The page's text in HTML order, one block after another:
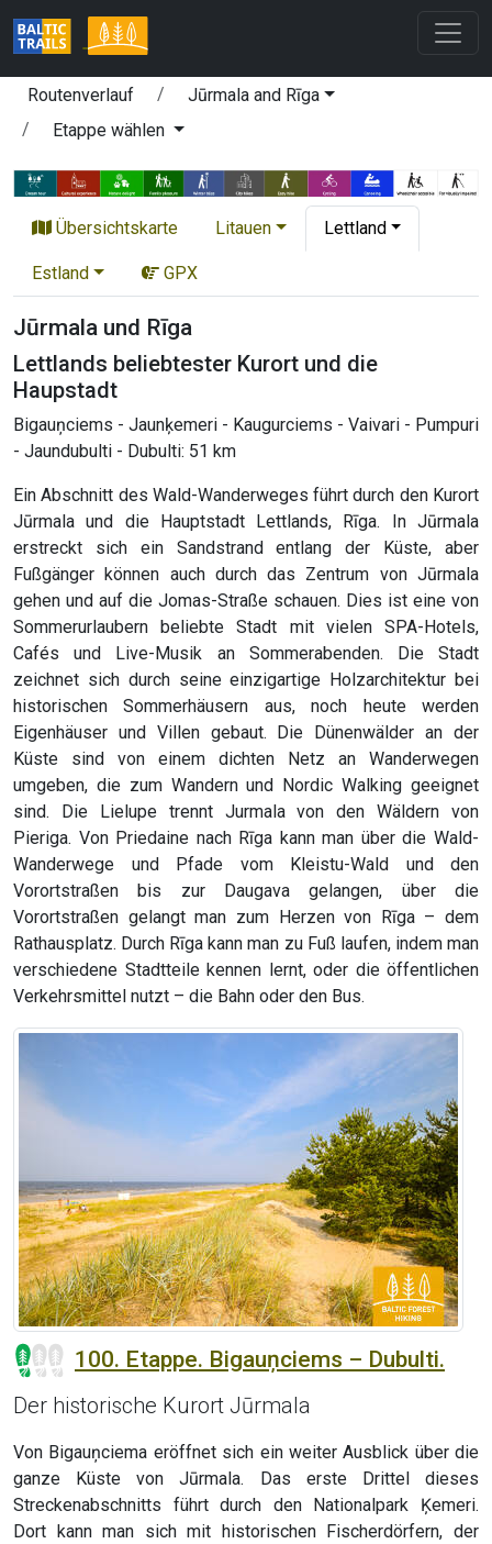
Routenverlauf
Jūrmala and Rīga
Etappe wählen
Übersichtskarte Litauen Lettland
Estland GPX
Jūrmala und Rīga
Lettlands beliebtester Kurort und die
Haupstadt
Bigauņciems - Jaunķemeri - Kaugurciems - Vaivari - Pumpuri
- Jaundubulti - Dubulti: 51 km
Ein Abschnitt des Wald-Wanderweges führt durch den Kurort
Jūrmala und die Hauptstadt Lettlands, Rīga. In Jūrmala
erstreckt sich ein Sandstrand entlang der Küste, aber
Fußgänger können auch durch das Zentrum von Jūrmala
gehen und auf die Jomas-Straße schauen. Dies ist eine von
Sommerurlaubern beliebte Stadt mit vielen SPA-Hotels,
Cafés und Live-Musik an Sommerabenden. Die Stadt
zeichnet sich durch seine einzigartige Holzarchitektur bei
historischen Sommerhäusern aus, noch heute werden
Eigenhäuser und Villen gebaut. Die Dünenwälder an der
Küste sind von einem dichten Netz an Wanderwegen
umgeben, die zum Wandern und Nordic Walking geeignet
sind. Die Lielupe trennt Jurmala von den Wäldern von
Pieriga. Von Priedaine nach Rīga kann man über die Wald-
Wanderwege und Pfade vom Kleistu-Wald und den
Vorortstraßen bis zur Daugava gelangen, über die
Vorortstraßen gelangt man zum Herzen von Rīga – dem
Rathausplatz. Durch Rīga kann man zu Fuß laufen, indem man
verschiedene Stadtteile kennen lernt, oder die öffentlichen
Verkehrsmittel nutzt – die Bahn oder den Bus.
100. Etappe. Bigauņciems – Dubulti.
Der historische Kurort Jūrmala
Von Bigauņciema eröffnet sich ein weiter Ausblick über die
ganze Küste von Jūrmala. Das erste Drittel dieses
Streckenabschnitts führt durch den Nationalpark Ķemeri.
Dort kann man sich mit historischen Fischerdörfern, der